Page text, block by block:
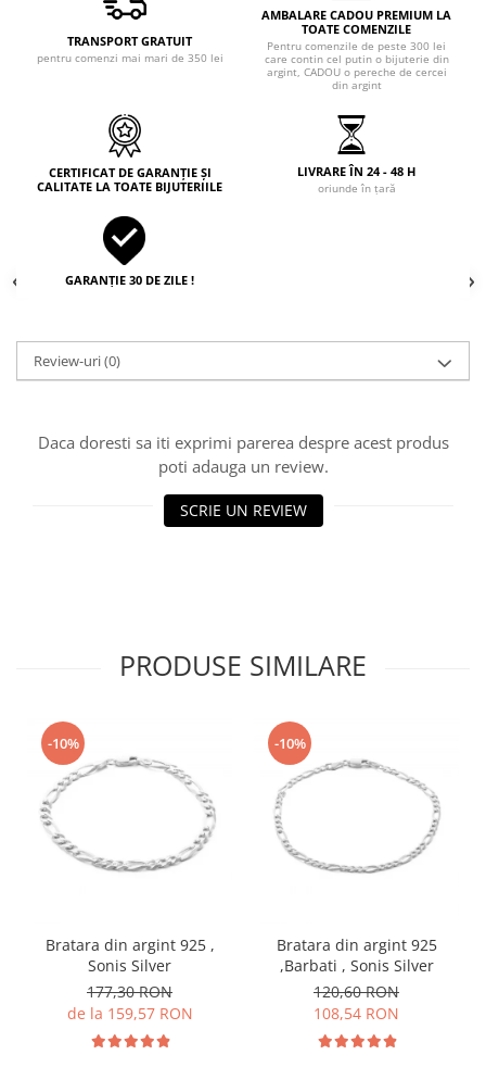
TRANSPORT GRATUIT
pentru comenzi mai mari de 350 lei
AMBALARE CADOU PREMIUM LA
TOATE COMENZILE
Pentru comenzile de peste 300 lei
care contin cel putin o bijuterie din
argint, CADOU o pereche de cercei
din argint
CERTIFICAT DE GARANȚIE ȘI
CALITATE LA TOATE BIJUTERIILE
LIVRARE ÎN 24 - 48 H
oriunde în țară
GARANȚIE 30 DE ZILE !
Review-uri(0)
Daca doresti sa iti exprimi parerea despre acest produs
poti adauga un review.
SCRIE UN REVIEW
PRODUSE SIMILARE
-10%
Bratara din argint 925 ,
Sonis Silver
177,30 RON
de la 159,57 RON
-10%
Bratara din argint 925
,Barbati , Sonis Silver
120,60 RON
108,54 RON